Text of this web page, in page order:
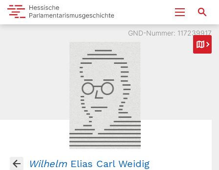
GND-Nummer: 117239917
Wilhelm Elias Carl Weidig